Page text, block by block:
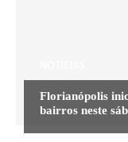
Florianópolis
bairros neste